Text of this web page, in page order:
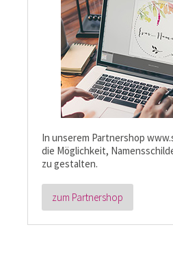
In unserem Partnershop
die Möglichkeit,
zu gestalten.
zum Partnershop